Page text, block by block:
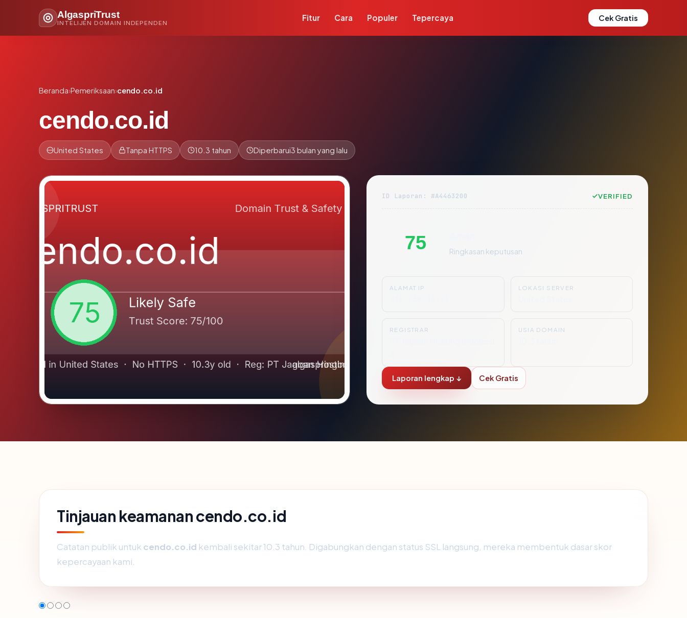
AlgaspriTrust
INTELIJEN DOMAIN INDEPENDEN
Fitur Cara Populer Tepercaya Cek Gratis
Beranda›Pemeriksaan›cendo.co.id
cendo.co.id
United States Tanpa HTTPS 10.3 tahun Diperbarui3 bulan yang lalu
ID Laporan: #A4463200 VERIFIED
75 Ringkasan keputusan
ALAMAT IP LOKASI SERVER
REGISTRAR USIA DOMAIN
Laporan lengkap ↓ Cek Gratis
Tinjauan keamanan cendo.co.id
Catatan publik untuk cendo.co.id kembali sekitar 10.3 tahun. Digabungkan dengan status SSL langsung, mereka membentuk dasar skor
kepercayaan kami.